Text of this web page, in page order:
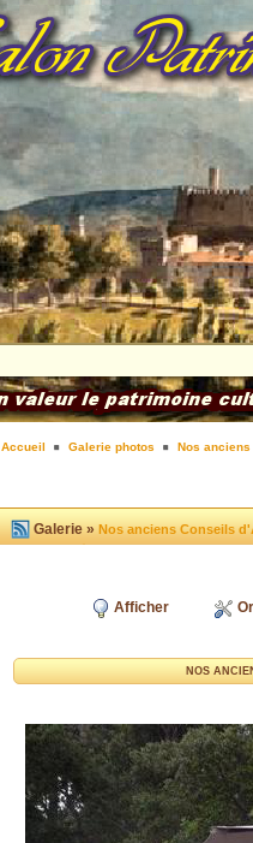
Accueil Galerie photos Nos
Galerie »Nos anciens Conseils
Afficher
NOS